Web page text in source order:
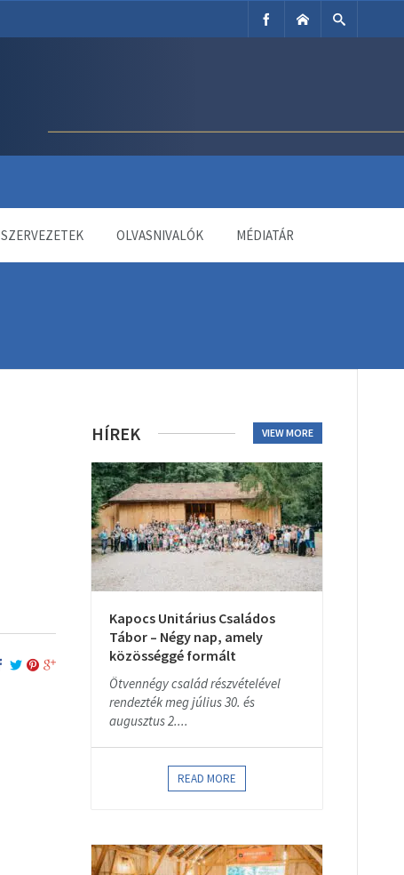
SZERVEZETEK OLVASNIVALÓK MÉDIATÁR
HÍREK VIEW MORE
Kapocs Unitárius Családos
Tábor – Négy nap, amely
közösséggé formált
Ötvennégy család részvételével
rendezték meg július 30. és
augusztus 2....
READ MORE